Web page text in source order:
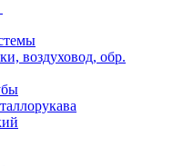
воздуховод, обр.